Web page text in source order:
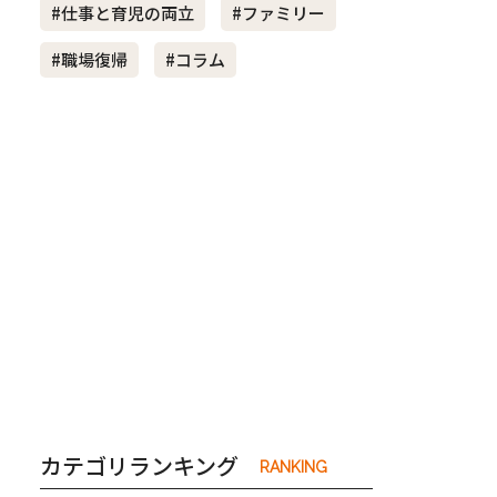
夫婦 #産休
#仕事と育児の両立
#ファミリー
#職場復帰
#コラム
カテゴリランキング RANKING